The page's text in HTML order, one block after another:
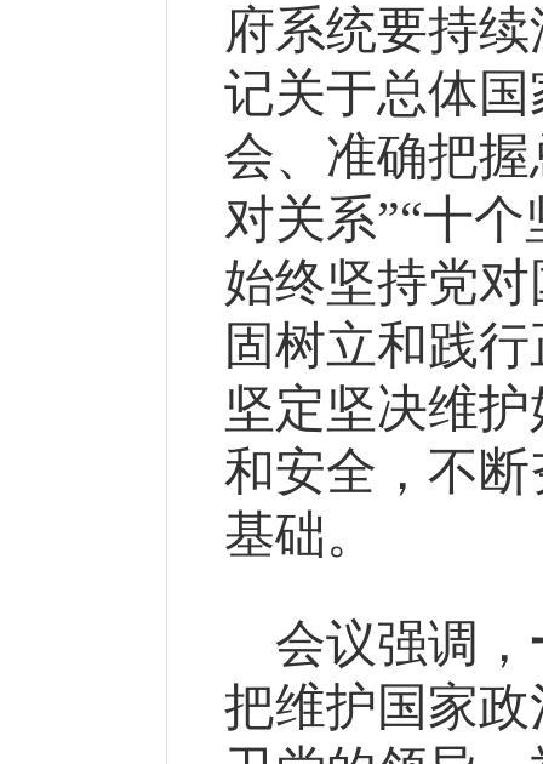
府系统要持
记关于总体
会、准确把
对关系”“十
始终坚持党
固树立和践
坚定坚决维
和安全，不
基础。
会议强调，
把维护国家